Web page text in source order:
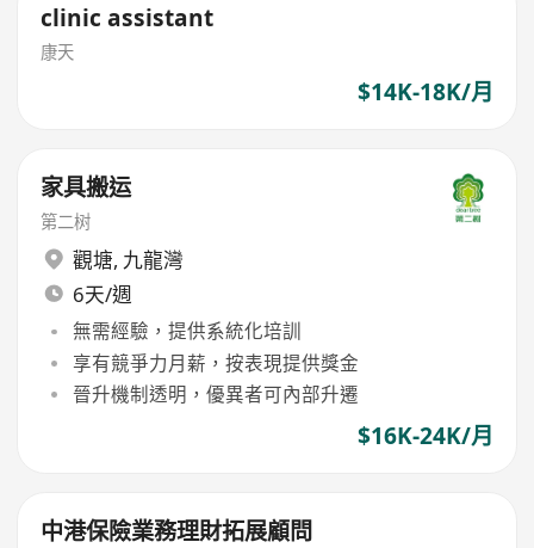
clinic assistant
康天
$14K-18K/月
家具搬运
第二树
觀塘, 九龍灣
6天/週
無需經驗，提供系統化培訓
享有競爭力月薪，按表現提供獎金
晉升機制透明，優異者可內部升遷
$16K-24K/月
中港保險業務理財拓展顧問